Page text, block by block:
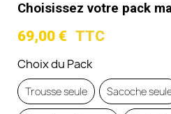
Choisissez votre pack
69,00 € TTC
Choix du Pack
Trousse seule Sacoche